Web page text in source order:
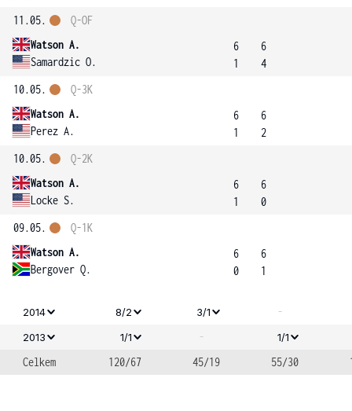
11.05.
Watson A.
Samardzic O.
Q-OF
6
1
6
4
10.05.
Watson A.
Perez A.
Q-3K
6
1
6
2
10.05.
Watson A.
Locke S.
Q-2K
6
1
6
0
09.05.
Watson A.
Bergover Q.
Q-1K
6
0
6
1
2014 8/2 3/1 -
2013 1/1 - 1/1
Celkem 120/67 45/19 55/30